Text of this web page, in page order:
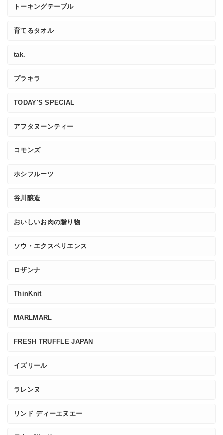
トーキングテーブル
育てるタオル
tak.
プラキラ
TODAY'S SPECIAL
アフタヌーンティー
コモンズ
ホシフルーツ
谷川醸造
おいしいお肉の贈り物
ソウ・エクスペリエンス
ロザンナ
ThinKnit
MARLMARL
FRESH TRUFFLE JAPAN
イズリール
ラレンヌ
リンド ディーエヌエー